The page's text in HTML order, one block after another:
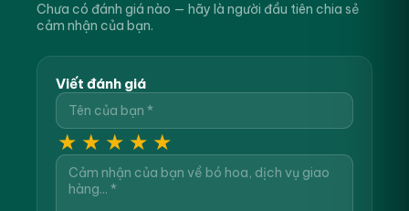
Chưa có đánh giá nào — hãy là người đầu tiên chia sẻ
cảm nhận của bạn.
Viết đánh giá
★ ★ ★ ★ ★